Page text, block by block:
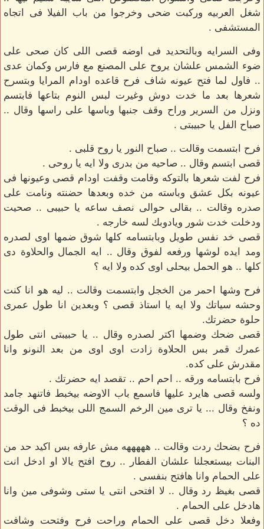
شغل العربيه وركبت ضحى وخرجوا من باب الفيلا فى اتجاه
المستشفى .
وفى السرايه وبالتحديد فى اوضه قصى اللى كان صحى على
ضوء الشمس علشان يروح على المصنع مع فارس وكمان عدى
.. فاول لما فتح عيونه شاف فرح قاعده اودام المرايا وبتسرح
شعرها بعد ما خدت دوش وغيرت لبس النوم بتاعها فابتسم
ونزل من السرير وراح وقف جنبها وباسها على راسها وقال ..
صباح الفل يا حبيبتى .
فرح ابتسمت وقالت .. صباح النور يا روح قلبى .
قصى ابتسم وقال .. صاحيه من بدرى ولا ايه يا روحى .
فرح لفت شعرها بالتوكه وقامت وقفت اودام قصى وعيونها فى
عيونه بكل عشق وباسته من خده وبعدها حضنته ونامت على
صدره وقالت .. بقالى حوالى نصف ساعه يا حبيبى .. صحيت
ودخلت خدت شور ويادوبك لسه خارجه .
قصى خد نفس طويل وبابتسامه كلها شوق ضمها اوى لصدره
ومد ايده لوشها ورفعه لفوق وقال .. ايه الجمال والحلاوة دى
كلها .. هو الحمل بيحلى اوى كده ولا ايه ؟
فرح وشها احمر من الخجل وابتسمت وقالت .. ليه هو انا كنت
وحشه سياتك ولا ايه يا استاذ قصى ؟ وبعدين انا طول عمرى
حلوة حضرتك.
قصى ضحك وضمها اكتر لصدره وقال .. يا حبيبتى انتى طول
عمرك قمر بس الحلاوة زادت اوى اوى من بعد النونو وانا
مقدرش على كده.
فرح بابتسامه ورقه .. احم احم .. تقصد ايه حضرتك .
ولسه قصى هايرد عليها فاسمع باب الاوضه بيخبط فاتنهد جامد
ونفخ وقال ... يا ترى مين الرخم السمج اللى بيخبط فى الوقت
ده ؟
فرح بضحك ردت وقالت .. هههههه مش عارفه بس اكيد حد من
البنات بيستعجلنا علشان الفطار .. روح افتح يالا او ادخل انت
على الحمام وانا هافتح بنفسى .
قصى بغيظ رد وقال .. لا افتحى انتى يا ستى وشوفى مين وانا
هادخل على الحمام .
وفعلا دخل قصى على الحمام وراحت فرح وفتحت وشافت